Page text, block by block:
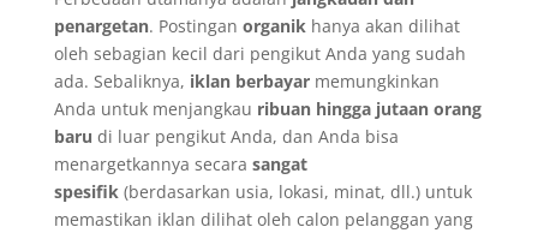
penargetan. Postingan organik hanya akan dilihat
oleh sebagian kecil dari pengikut Anda yang sudah
ada. Sebaliknya, iklan berbayarmemungkinkan
Anda untuk menjangkau ribuan hingga jutaan orang
baru di luar pengikut Anda, dan Anda bisa
menargetkannya secara sangat
spesifik (berdasarkan usia, lokasi, minat, dll.) untuk
memastikan iklan dilihat oleh calon pelanggan yang